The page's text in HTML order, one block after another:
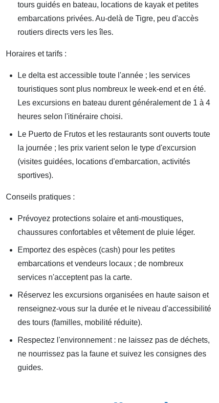
tours guidés en bateau, locations de kayak et petites
embarcations privées. Au-delà de Tigre, peu d'accès
routiers directs vers les îles.
Horaires et tarifs :
Le delta est accessible toute l'année ; les services
touristiques sont plus nombreux le week-end et en été.
Les excursions en bateau durent généralement de 1 à 4
heures selon l'itinéraire choisi.
Le Puerto de Frutos et les restaurants sont ouverts toute
la journée ; les prix varient selon le type d'excursion
(visites guidées, locations d'embarcation, activités
sportives).
Conseils pratiques :
Prévoyez protections solaire et anti-moustiques,
chaussures confortables et vêtement de pluie léger.
Emportez des espèces (cash) pour les petites
embarcations et vendeurs locaux ; de nombreux
services n'acceptent pas la carte.
Réservez les excursions organisées en haute saison et
renseignez-vous sur la durée et le niveau d'accessibilité
des tours (familles, mobilité réduite).
Respectez l'environnement : ne laissez pas de déchets,
ne nourrissez pas la faune et suivez les consignes des
guides.